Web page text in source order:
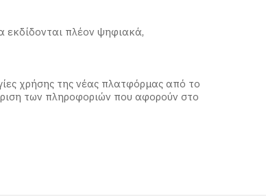
εκδίδονται πλέον ψηφιακά,
χρήσης της νέας πλατφόρμας από το
των πληροφοριών που αφορούν στο